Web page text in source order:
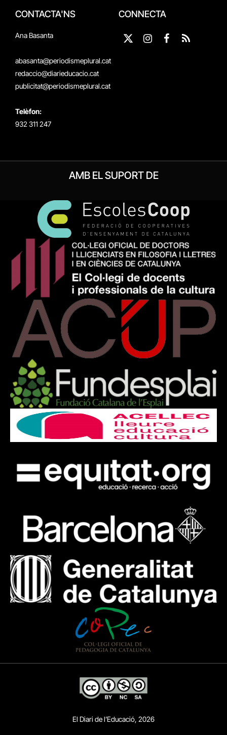
CONTACTA'NS
Ana Basanta
abasanta@periodismeplural.cat
redaccio@diarieducacio.cat
publicitat@periodismeplural.cat
Telèfon:
932 311 247
CONNECTA
X
InstagramFacebook
RSS
AMB EL SUPORT DE
El Diari de l’Educació, 2026